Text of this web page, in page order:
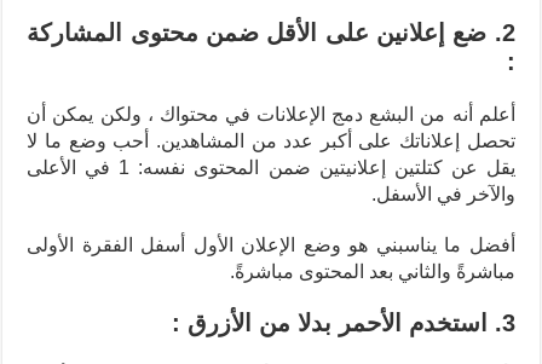
2. ضع إعلانين على الأقل ضمن محتوى المشاركة
:
أعلم أنه من البشع دمج الإعلانات في محتواك ، ولكن يمكن أن
تحصل إعلاناتك على أكبر عدد من المشاهدين. أحب وضع ما لا
يقل عن كتلتين إعلانيتين ضمن المحتوى نفسه: 1 في الأعلى
والآخر في الأسفل.
أفضل ما يناسبني هو وضع الإعلان الأول أسفل الفقرة الأولى
مباشرةً والثاني بعد المحتوى مباشرةً.
3. استخدم الأحمر بدلا من الأزرق :